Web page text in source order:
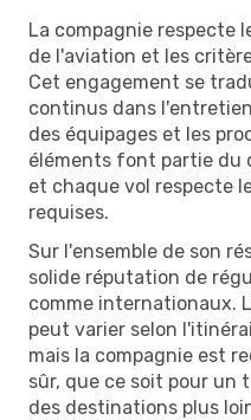
La compagnie respecte
de l'aviation et les
Cet engagement se
continus dans
des équipages et les
éléments font partie du
et chaque vol respecte
requises.
Sur l'ensemble de son
solide réputation de
comme internationaux.
peut varier selon
mais la compagnie est
sûr, que ce soit pour un
des destinations plus